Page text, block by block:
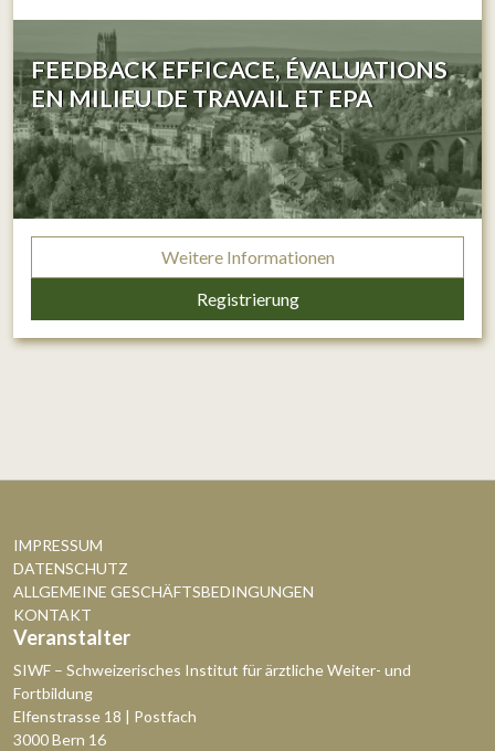
FEEDBACK EFFICACE, ÉVALUATIONS
EN MILIEU DE TRAVAIL ET EPA
Weitere Informationen
Registrierung
IMPRESSUM
DATENSCHUTZ
ALLGEMEINE GESCHÄFTSBEDINGUNGEN
KONTAKT
Veranstalter
SIWF – Schweizerisches Institut für ärztliche Weiter- und
Fortbildung
Elfenstrasse 18 | Postfach
3000 Bern 16